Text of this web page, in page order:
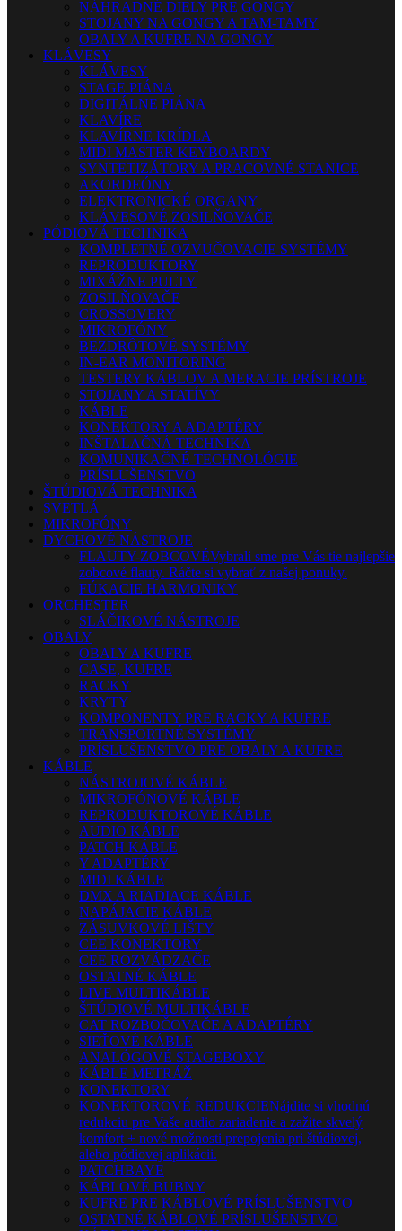
NÁHRADNÉ DIELY PRE GONGY
STOJANY NA GONGY A TAM-TAMY
OBALY A KUFRE NA GONGY
KLÁVESY
KLÁVESY
STAGE PIÁNA
DIGITÁLNE PIÁNA
KLAVÍRE
KLAVÍRNE KRÍDLA
MIDI MASTER KEYBOARDY
SYNTETIZÁTORY A PRACOVNÉ STANICE
AKORDEÓNY
ELEKTRONICKÉ ORGANY
KLÁVESOVÉ ZOSILŇOVAČE
PÓDIOVÁ TECHNIKA
KOMPLETNÉ OZVUČOVACIE SYSTÉMY
REPRODUKTORY
MIXÁŽNE PULTY
ZOSILŇOVAČE
CROSSOVERY
MIKROFÓNY
BEZDRÔTOVÉ SYSTÉMY
IN-EAR MONITORING
TESTERY KÁBLOV A MERACIE PRÍSTROJE
STOJANY A STATÍVY
KÁBLE
KONEKTORY A ADAPTÉRY
INŠTALAČNÁ TECHNIKA
KOMUNIKAČNÉ TECHNOLÓGIE
PRÍSLUŠENSTVO
ŠTÚDIOVÁ TECHNIKA
SVETLÁ
MIKROFÓNY
DYCHOVÉ NÁSTROJE
FLAUTY-ZOBCOVÉVybrali sme pre Vás tie najlepšie
zobcové flauty. Ráčte si vybrať z našej ponuky.
FÚKACIE HARMONIKY
ORCHESTER
SLÁČIKOVÉ NÁSTROJE
OBALY
OBALY A KUFRE
CASE, KUFRE
RACKY
KRYTY
KOMPONENTY PRE RACKY A KUFRE
TRANSPORTNÉ SYSTÉMY
PRÍSLUŠENSTVO PRE OBALY A KUFRE
KÁBLE
NÁSTROJOVÉ KÁBLE
MIKROFÓNOVÉ KÁBLE
REPRODUKTOROVÉ KÁBLE
AUDIO KÁBLE
PATCH KÁBLE
Y ADAPTÉRY
MIDI KÁBLE
DMX A RIADIACE KÁBLE
NAPÁJACIE KÁBLE
ZÁSUVKOVÉ LIŠTY
CEE KONEKTORY
CEE ROZVÁDZAČE
OSTATNÉ KÁBLE
LIVE MULTIKÁBLE
ŠTÚDIOVÉ MULTIKÁBLE
CAT ROZBOČOVAČE A ADAPTÉRY
SIEŤOVÉ KÁBLE
ANALÓGOVÉ STAGEBOXY
KÁBLE METRÁŽ
KONEKTORY
KONEKTOROVÉ REDUKCIENájdite si vhodnú
redukciu pre Vaše audio zariadenie a zažite skvelý
komfort + nové možnosti prepojenia pri štúdiovej,
alebo pódiovej aplikácii.
PATCHBAYE
KÁBLOVÉ BUBNY
KUFRE PRE KÁBLOVÉ PRÍSLUŠENSTVO
OSTATNÉ KÁBLOVÉ PRÍSLUŠENSTVO